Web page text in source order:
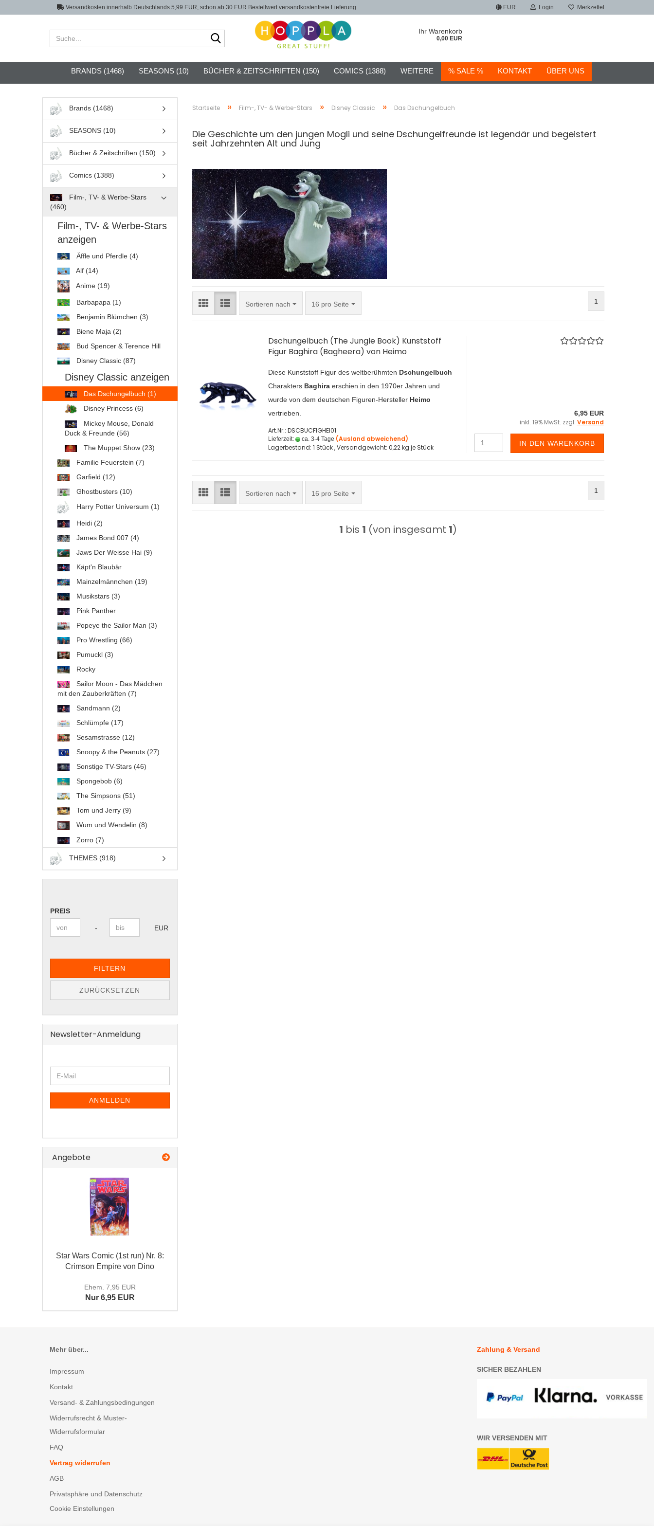
Versandkosten innerhalb Deutschlands 5,99 EUR, schon ab 30 EUR Bestellwert versandkostenfreie Lieferung EUR Login Merkzettel
Ihr Warenkorb
0,00 EUR
BRANDS (1468) SEASONS (10) BÜCHER & ZEITSCHRIFTEN (150) COMICS (1388) % SALE % KONTAKT ÜBER UNS
WEITERE
Startseite » Film-, TV- & Werbe-Stars » Disney Classic » Das Dschungelbuch
Die Geschichte um den jungen Mogli und seine Dschungelfreunde ist legendär und begeistert
seit Jahrzehnten Alt und Jung
Sortieren nach
Sortieren nach 16 pro Seite
pro Seite 1
Dschungelbuch (The Jungle Book) Kunststoff
Figur Baghira (Bagheera) von Heimo
Diese Kunststoff Figur des weltberühmten Dschungelbuch
Charakters Baghira erschien in den 1970er Jahren und
wurde von dem deutschen Figuren-Hersteller Heimo
vertrieben.
Art.Nr.: DSCBUCFIGHEI01
Lieferzeit: ca. 3-4 Tage (Ausland abweichend)
Lagerbestand: 1 Stück , Versandgewicht: 0,22kg je Stück
6,95 EUR
inkl. 19% MwSt. zzgl. Versand
IN DEN WARENKORB
Sortieren nach
Sortieren nach 16 pro Seite
pro Seite 1
1 bis 1 (von insgesamt 1)
Brands (1468)
SEASONS (10)
Bücher & Zeitschriften (150)
Comics (1388)
Film-, TV- & Werbe-Stars
(460)
Film-, TV- & Werbe-Stars
anzeigen
Äffle und Pferdle (4)
Alf (14)
Anime (19)
Barbapapa (1)
Benjamin Blümchen (3)
Biene Maja (2)
Bud Spencer & Terence Hill
Disney Classic (87)
Disney Classic anzeigen
Das Dschungelbuch (1)
Disney Princess (6)
Mickey Mouse, Donald
Duck & Freunde (56)
The Muppet Show (23)
Familie Feuerstein (7)
Garfield (12)
Ghostbusters (10)
Harry Potter Universum (1)
Heidi (2)
James Bond 007 (4)
Jaws Der Weisse Hai (9)
Käpt'n Blaubär
Mainzelmännchen (19)
Musikstars (3)
Pink Panther
Popeye the Sailor Man (3)
Pro Wrestling (66)
Pumuckl (3)
Rocky
Sailor Moon - Das Mädchen
mit den Zauberkräften (7)
Sandmann (2)
Schlümpfe (17)
Sesamstrasse (12)
Snoopy & the Peanuts (27)
Sonstige TV-Stars (46)
Spongebob (6)
The Simpsons (51)
Tom und Jerry (9)
Wum und Wendelin (8)
Zorro (7)
THEMES (918)
PREIS
Preis bis - EUR
FILTERN
ZURÜCKSETZEN
Newsletter-Anmeldung
ZUR
ANMELDUNG
E-
Mail
ANMELDEN
Angebote
Star Wars Comic (1st run) Nr. 8:
Crimson Empire von Dino
Ehem. 7,95 EUR
Nur 6,95 EUR
Mehr über...
Impressum
Kontakt
Versand- & Zahlungsbedingungen
Widerrufsrecht & Muster-
Widerrufsformular
FAQ
Vertrag widerrufen
AGB
Privatsphäre und Datenschutz
Cookie Einstellungen
Zahlung & Versand
SICHER BEZAHLEN
WIR VERSENDEN MIT